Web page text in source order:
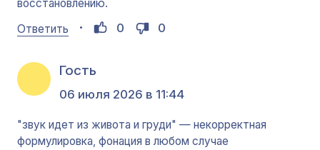
восстановлению.
Ответить
0 0
Гость
06 июля 2026 в 11:44
"звук идет из живота и груди" — некорректная
формулировка, фонация в любом случае